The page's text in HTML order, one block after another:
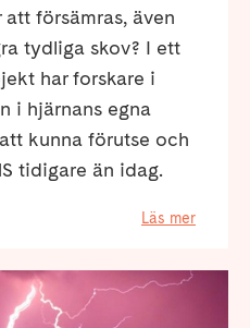
att försämras, även
tydliga skov? I ett
har forskare i
i hjärnans egna
kunna förutse och
tidigare än idag.
Läs mer